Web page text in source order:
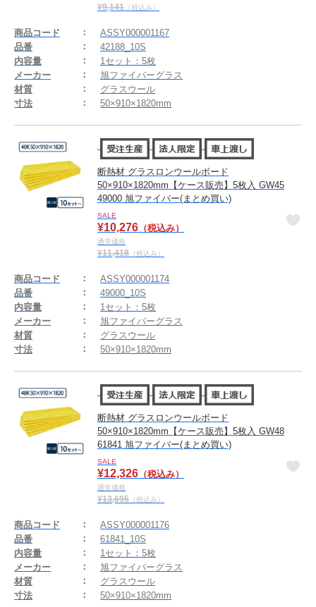
¥9,141 （税込み）
商品コード
ASSY000001167
品番
42188_10S
内容量
1セット：5枚
メーカー
旭ファイバーグラス
材質
グラスウール
寸法
50×910×1820mm
断熱材 グラスロンウールボード
50×910×1820mm【ケース販売】5枚入 GW45
49000 旭ファイバー(まとめ買い)
SALE
¥10,276 （税込み）
通常価格
¥11,418 （税込み）
商品コード
ASSY000001174
品番
49000_10S
内容量
1セット：5枚
メーカー
旭ファイバーグラス
材質
グラスウール
寸法
50×910×1820mm
断熱材 グラスロンウールボード
50×910×1820mm【ケース販売】5枚入 GW48
61841 旭ファイバー(まとめ買い)
SALE
¥12,326 （税込み）
通常価格
¥13,695 （税込み）
商品コード
ASSY000001176
品番
61841_10S
内容量
1セット：5枚
メーカー
旭ファイバーグラス
材質
グラスウール
寸法
50×910×1820mm